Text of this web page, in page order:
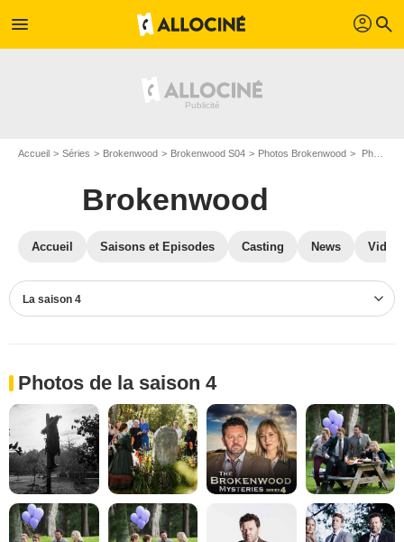
menu profil search
Accueil Séries Brokenwood Brokenwood S04 Photos Brokenwood Photos Brokenwood S04
Brokenwood
Accueil Saisons et Episodes Casting News
La saison 4
Photos de la saison 4